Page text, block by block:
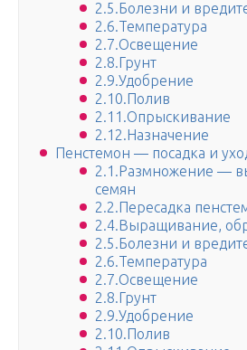
2.5.Болезни и
2.6.Температура
2.7.Освещение
2.8.Грунт
2.9.Удобрение
2.10.Полив
2.11.Опрыскивание
2.12.Назначение
Пенстемон — посадка и
2.1.Размножение —
семян
2.2.Пересадка
2.4.Выращивание,
2.5.Болезни и
2.6.Температура
2.7.Освещение
2.8.Грунт
2.9.Удобрение
2.10.Полив